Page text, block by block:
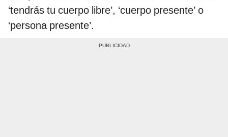
‘tendrás tu cuerpo libre’, ‘cuerpo presente’ o
‘persona presente’.